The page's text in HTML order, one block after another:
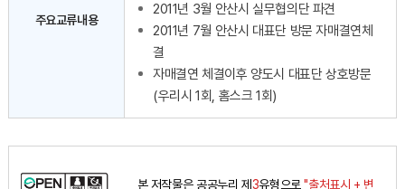
주요교류내용
2011년 3월 안산시 실무협의단 파견
2011년 7월 안산시 대표단 방문 자매결연체
결
자매결연 체결이후 양도시 대표단 상호방문
(우리시 1회, 홈스크 1회)
본 저작물은 공공누리 제 3유형으로"출처표시 + 변